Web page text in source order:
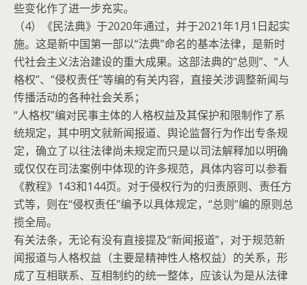
些变化作了进一步充实。
（4）《民法典》于2020年通过，并于2021年1月1日起实
施。这是新中国第一部以“法典”命名的基本法律，是新时
代社会主义法治建设的重大成果。这部法典的“总则”、“人
格权”、“侵权责任”等编的有关内容，直接关涉调整新闻与
传播活动的各种社会关系；
“人格权”编对民事主体的人格权益及其保护和限制作了系
统规定，其中明文就新闻报道、舆论监督行为作出专条规
定，确立了以往法律尚未规定而只是以司法解释加以明确
或仅仅在司法案例中体现的许多规范，具体内容可以参看
《教程》143和144页。对于侵权行为的归责原则、责任方
式等，则在“侵权责任”编予以具体规定，“总则”编的原则总
揽全局。
有关法条，无论有没有直接提及“新闻报道”，对于规范新
闻报道与人格权益（主要是精神性人格权益）的关系，形
成了互相联系、互相制约的统一整体，应该认为是从法律